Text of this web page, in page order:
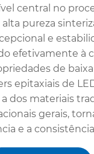
central no
pureza
e
efetivamente à
de
epitaxiais de
dos materiais
gerais,
e a